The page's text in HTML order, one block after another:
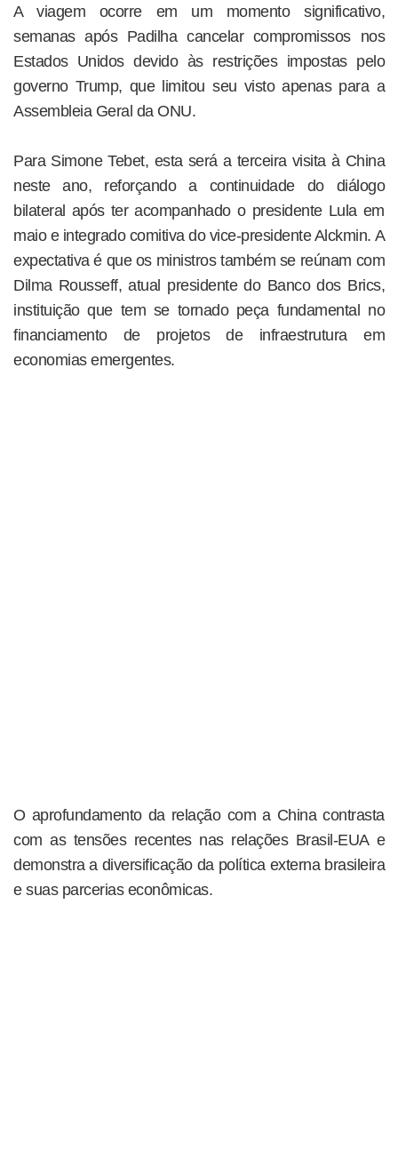
A viagem ocorre em um momento significativo,
semanas após Padilha cancelar compromissos nos
Estados Unidos devido às restrições impostas pelo
governo Trump, que limitou seu visto apenas para a
Assembleia Geral da ONU.
Para Simone Tebet, esta será a terceira visita à China
neste ano, reforçando a continuidade do diálogo
bilateral após ter acompanhado o presidente Lula em
maio e integrado comitiva do vice-presidente Alckmin. A
expectativa é que os ministros também se reúnam com
Dilma Rousseff, atual presidente do Banco dos Brics,
instituição que tem se tornado peça fundamental no
financiamento de projetos de infraestrutura em
economias emergentes.
O aprofundamento da relação com a China contrasta
com as tensões recentes nas relações Brasil-EUA e
demonstra a diversificação da política externa brasileira
e suas parcerias econômicas.